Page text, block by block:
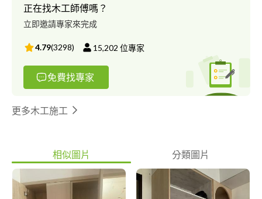
正在找木工師傅嗎？
立即邀請專家來完成
4.79(3298) 15,202 位專家
免費找專家
更多木工施工
相似圖片 分類圖片